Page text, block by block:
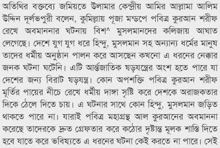
অতিথির বক্তব্যে জমিয়তে উলামার কেন্দ্রীয় আমির আল্লামা আলিম
উদ্দিন দূর্লভপুরী বলেন, কুমিল্লায় পূজা মন্ডপে পবিত্র কুরআন শরীফ
রেখে অবমাননার ঘটনায় বিশ^ মুসলমানদের কলিজায় আঘাত
লেগেছে। দেশে যুগ যুগ ধরে হিন্দু, মুসলমান সহ অন্যান্য ধর্মের মানুষ
তাদের ধর্মীয় অনুষ্ঠান পালন করে আসছেন কখনো এ ধরনের নেক্কার
জনক ঘটনা ঘটেনি। এটি আর্ন্তজাতিক ষড়যন্ত্রের অংশ হতে পারে যা
দেশের জন্য বিরাট ষড়যন্ত্র। কোন অপশক্তি পবিত্র কুরআন শরীফ
মূর্তির পায়ের নীচে রেখে ধর্মীয় দাঙ্গা সৃষ্টি করে দেশকে অরাজকতার
দিকে ঠেলে দিতে চায়। এ ঘটনার সাথে কোন হিন্দু, মুসলমান জড়িত
থাকতে পারে না। যারাই পবিত্র মহাগ্রন্থ আল কুরআনের অবমাননা
করেছে তাদেরকে দ্রুত গ্রেফতার করে কঠোর দৃষ্টান্ত মূলক শাস্তি দিতে
হবে যাতে করে ভবিষ্যতে এ ধরনের ঘটনা কেই করতে না পারে। সেই